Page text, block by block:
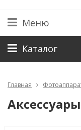
Меню
Каталог
Главная